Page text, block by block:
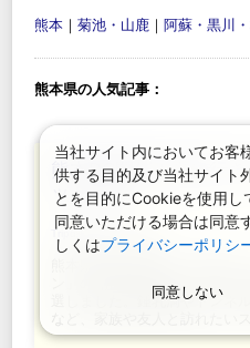
熊本 ｜ 菊池・山鹿 ｜ 阿蘇・黒川
熊本県の人気記事：
熊本DC開催！夏に行
ット7選
Tripα編集部| 965view
熊本県の魅力満載の「熊本デ
ン」の開催に合わせ、暑さを
選しました。鍾乳洞やトンネ
など、家族や友人と訪れたい
当社サイト内においてお客
供する目的及び当社サイト
とを目的にCookieを使用
同意いただける場合は同意
しくはプライバシーポリシ
同意しない